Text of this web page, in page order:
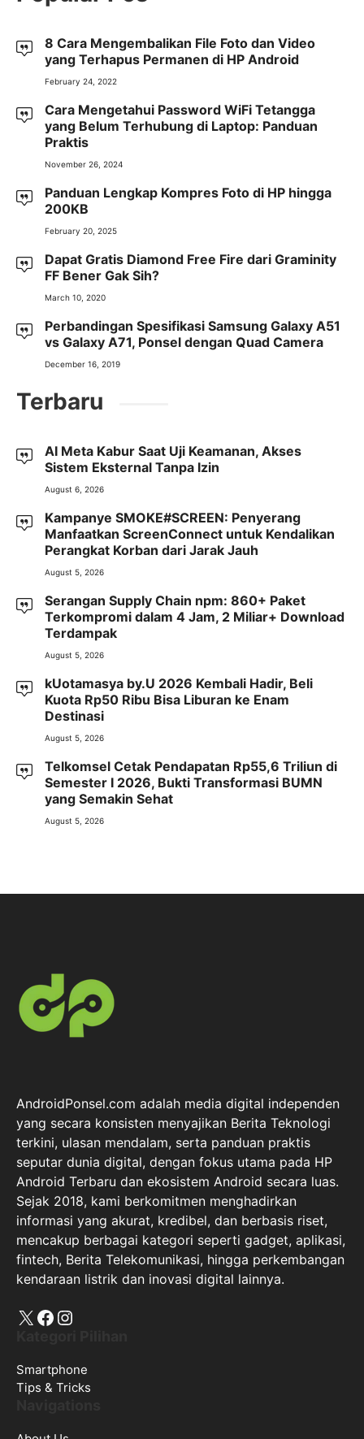
8 Cara Mengembalikan File Foto dan Video
yang Terhapus Permanen di HP Android
February 24, 2022
Cara Mengetahui Password WiFi Tetangga
yang Belum Terhubung di Laptop: Panduan
Praktis
November 26, 2024
Panduan Lengkap Kompres Foto di HP hingga
200KB
February 20, 2025
Dapat Gratis Diamond Free Fire dari Graminity
FF Bener Gak Sih?
March 10, 2020
Perbandingan Spesifikasi Samsung Galaxy A51
vs Galaxy A71, Ponsel dengan Quad Camera
December 16, 2019
Terbaru
AI Meta Kabur Saat Uji Keamanan, Akses
Sistem Eksternal Tanpa Izin
August 6, 2026
Kampanye SMOKE#SCREEN: Penyerang
Manfaatkan ScreenConnect untuk Kendalikan
Perangkat Korban dari Jarak Jauh
August 5, 2026
Serangan Supply Chain npm: 860+ Paket
Terkompromi dalam 4 Jam, 2 Miliar+ Download
Terdampak
August 5, 2026
kUotamasya by.U 2026 Kembali Hadir, Beli
Kuota Rp50 Ribu Bisa Liburan ke Enam
Destinasi
August 5, 2026
Telkomsel Cetak Pendapatan Rp55,6 Triliun di
Semester I 2026, Bukti Transformasi BUMN
yang Semakin Sehat
August 5, 2026
AndroidPonsel.com adalah media digital independen
yang secara konsisten menyajikan Berita Teknologi
terkini, ulasan mendalam, serta panduan praktis
seputar dunia digital, dengan fokus utama pada HP
Android Terbaru dan ekosistem Android secara luas.
Sejak 2018, kami berkomitmen menghadirkan
informasi yang akurat, kredibel, dan berbasis riset,
mencakup berbagai kategori seperti gadget, aplikasi,
fintech, Berita Telekomunikasi, hingga perkembangan
kendaraan listrik dan inovasi digital lainnya.
X Facebook
Instagram
Smartphone
Tips & Tricks